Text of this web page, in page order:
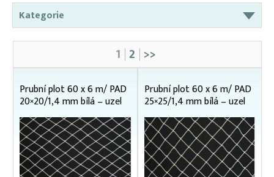
Kategorie
Kesery a saky na ryby
Kolíbky – klecové plovoucí odchovny
Kolíbky – krycí sítě na kolíbky
Kolíbky/haltýře – dvojitý plovoucí rám
1 2 >>
Prubní plot 60 x 6 m/ PAD
20×20/1,4 mm bílá – uzel
Prubní plot 60 x 6 m/ PAD
25×25/1,4 mm bílá – uzel